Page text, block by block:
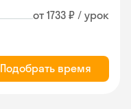
от 1733 ₽ / урок
Подобрать время